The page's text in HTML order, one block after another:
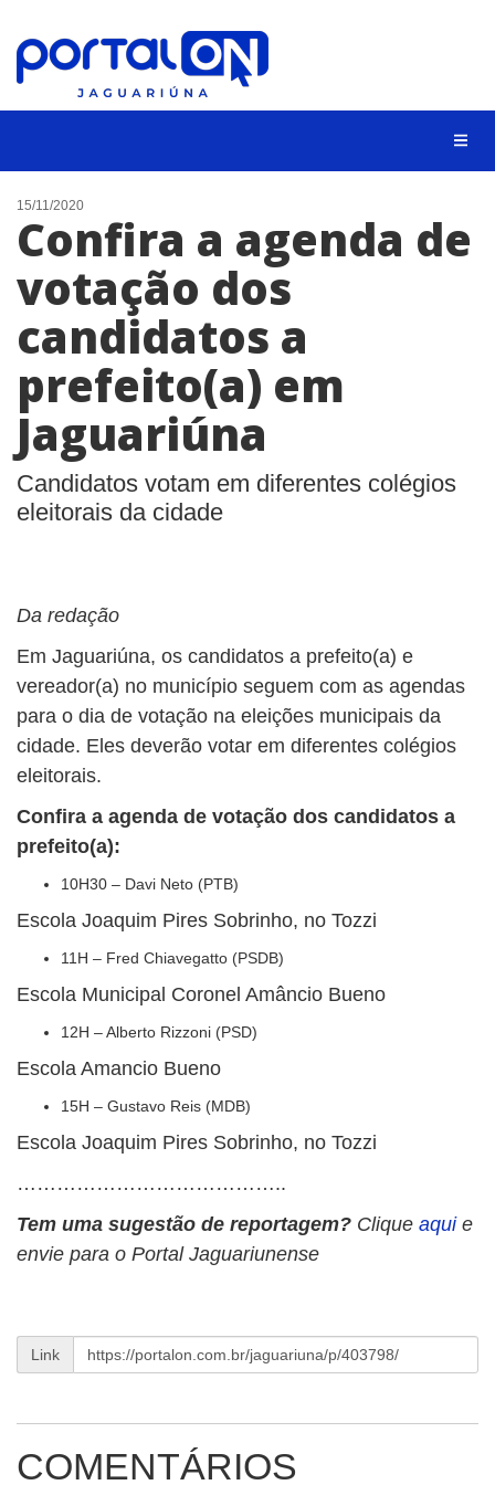
NOTÍCIAS
LISTA DIGITAL
CONTATO
15/11/2020
Confira a agenda de
votação dos
candidatos a
prefeito(a) em
Jaguariúna
Candidatos votam em diferentes colégios
eleitorais da cidade
Da redação
Em Jaguariúna, os candidatos a prefeito(a) e
vereador(a) no município seguem com as agendas
para o dia de votação na eleições municipais da
cidade. Eles deverão votar em diferentes colégios
eleitorais.
Confira a agenda de votação dos candidatos a
prefeito(a):
10H30 – Davi Neto (PTB)
Escola Joaquim Pires Sobrinho, no Tozzi
11H – Fred Chiavegatto (PSDB)
Escola Municipal Coronel Amâncio Bueno
12H – Alberto Rizzoni (PSD)
Escola Amancio Bueno
15H – Gustavo Reis (MDB)
Escola Joaquim Pires Sobrinho, no Tozzi
…………………………………..
Tem uma sugestão de reportagem? Clique aqui e
envie para o Portal Jaguariunense
Link
COMENTÁRIOS